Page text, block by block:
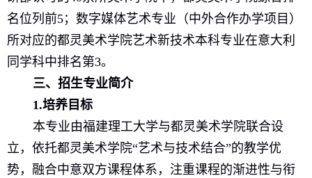
名位列前5；数字媒体艺术专业（中外合作办学项目）
所对应的都灵美术学院艺术新技术本科专业在意大利
同学科中排名第3。
三、招生专业简介
1.培养目标
本专业由福建理工大学与都灵美术学院联合设
立，依托都灵美术学院“艺术与技术结合”的教学优
势，融合中意双方课程体系，注重课程的渐进性与衔